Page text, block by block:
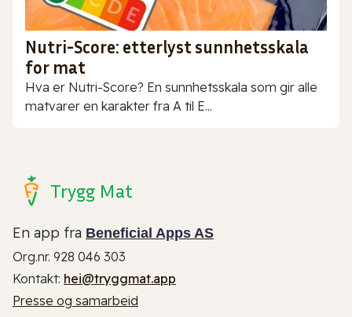
Nutri-Score: etterlyst sunnhetsskala
for mat
Hva er Nutri-Score? En sunnhetsskala som gir alle
matvarer en karakter fra A til E...
Trygg Mat
En app fra Beneficial Apps AS
Org.nr. 928 046 303
Kontakt: hei@tryggmat.app
Presse og samarbeid